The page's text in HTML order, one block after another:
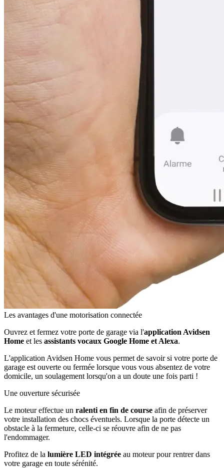
Les avantages d'une motorisation connectée
Ouvrez et fermez votre porte de garage via l'application Avidsen
Home et les assistants vocaux Google Home et Alexa.
L'application Avidsen Home vous permet de savoir si votre porte de
garage est ouverte ou fermée lorsque vous vous absentez de votre
domicile, un soulagement lorsqu'on a un doute une fois parti !
Une ouverture sécurisée
Le moteur effectue un ralenti en fin de course afin de préserver
votre installation des chocs éventuels. Lorsque la porte détecte un
obstacle à la fermeture, celle-ci se réouvre afin de ne pas
l'endommager.
Profitez de la lumière LED intégrée au moteur pour rentrer dans
votre garage en toute sérénité.